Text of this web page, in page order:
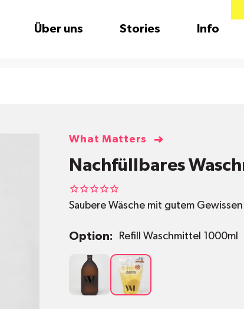
Über uns Stories Info
What Matters
Nachfüllbares
Saubere Wäsche mit gutem Gewissen
Option: Refill Waschmittel 1000ml
Waschmittel
Refill
Waschmittel
1000ml